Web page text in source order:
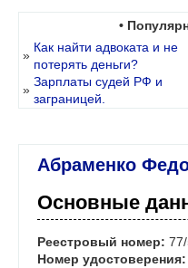
•
»
Как найти адвоката и не
потерять деньги?
»
Зарплаты судей РФ и
заграницей.
Абраменко
Основные
Реестровый номер:
Номер удостоверения: